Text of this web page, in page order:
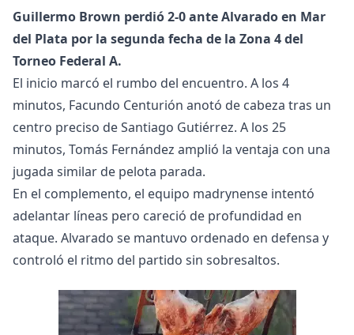
Guillermo Brown perdió 2-0 ante Alvarado en Mar
del Plata por la segunda fecha de la Zona 4 del
Torneo Federal A.
El inicio marcó el rumbo del encuentro. A los 4
minutos, Facundo Centurión anotó de cabeza tras un
centro preciso de Santiago Gutiérrez. A los 25
minutos, Tomás Fernández amplió la ventaja con una
jugada similar de pelota parada.
En el complemento, el equipo madrynense intentó
adelantar líneas pero careció de profundidad en
ataque. Alvarado se mantuvo ordenado en defensa y
controló el ritmo del partido sin sobresaltos.